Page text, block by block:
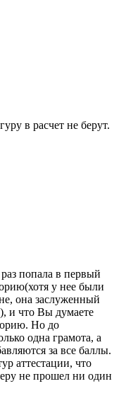
в расчет не берут.
попала в первый
у нее были
она заслуженный
и что Вы думаете
Но до
одна грамота, а
за все баллы.
аттестации, что
не прошел ни один